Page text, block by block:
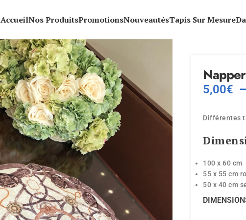
AccueilNos ProduitsPromotionsNouveautésTapis Sur Mesure
5,00€
Différentes
100 x 60 cm
55 x 55 cm
50 x 40 cm